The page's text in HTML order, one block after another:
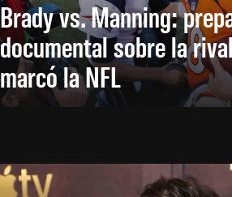
Brady vs. Manning:
documental sobre la
marcó la NFL